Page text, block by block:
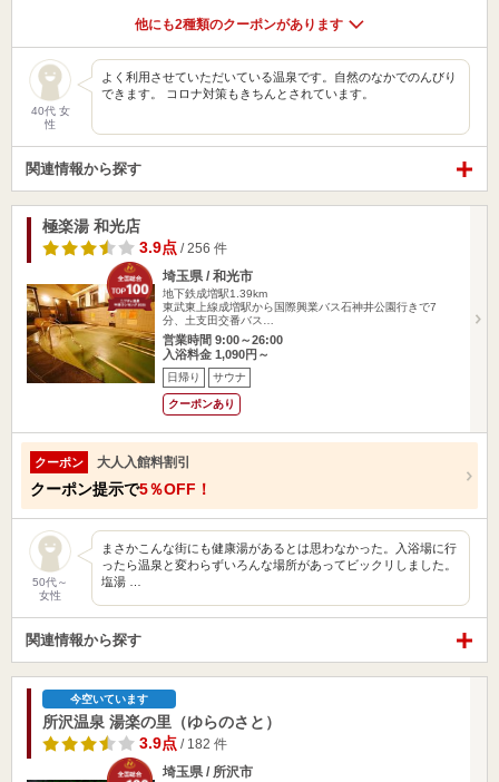
他にも2種類のクーポンがあります
40代 女
性
よく利用させていただいている温泉です。自然のなかでのんびり
できます。 コロナ対策もきちんとされています。
関連情報から探す
極楽湯 和光店
3.9点 / 256 件
埼玉県 / 和光市
地下鉄成増駅1.39km
東武東上線成増駅から国際興業バス石神井公園行きで7
分、土支田交番バス…
営業時間 9:00～26:00
入浴料金 1,090円～
日帰り サウナ
クーポンあり
クーポン 大人入館料割引
クーポン提示で5％OFF！
50代～
女性
まさかこんな街にも健康湯があるとは思わなかった。入浴場に行
ったら温泉と変わらずいろんな場所があってビックリしました。
塩湯 …
関連情報から探す
今空いています
所沢温泉 湯楽の里（ゆらのさと）
3.9点 / 182 件
埼玉県 / 所沢市